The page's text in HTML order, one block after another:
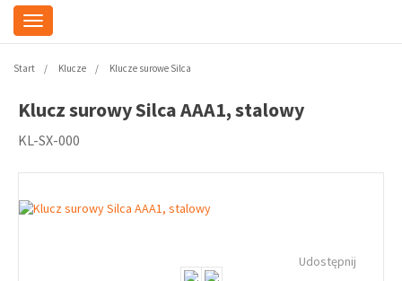
Start Klucze Klucze surowe Silca
Klucz surowy Silca AAA1, stalowy
KL-SX-000
Udostępnij